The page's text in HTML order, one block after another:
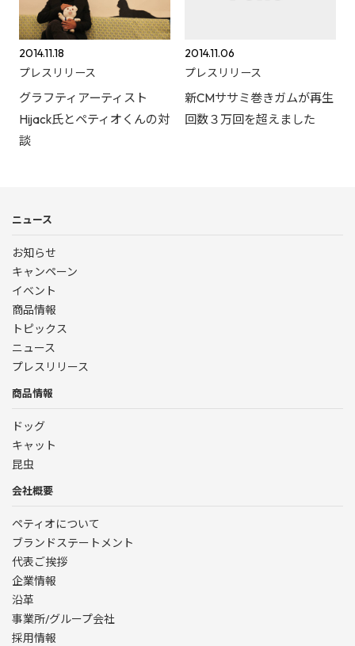
2014.11.18
プレスリリース
グラフティアーティスト
Hijack氏とペティオくんの対
談
2014.11.06
プレスリリース
新CMササミ巻きガムが再生
回数３万回を超えました
ニュース
お知らせ
キャンペーン
イベント
商品情報
トピックス
ニュース
プレスリリース
商品情報
ドッグ
キャット
昆虫
会社概要
ペティオについて
ブランドステートメント
代表ご挨拶
企業情報
沿革
事業所/グループ会社
採用情報